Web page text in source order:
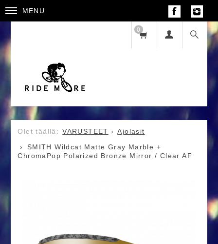
MENU
0
VARUSTEET
Ajolasit
SMITH Wildcat Matte Gray Marble +
ChromaPop Polarized Bronze Mirror / Clear AF